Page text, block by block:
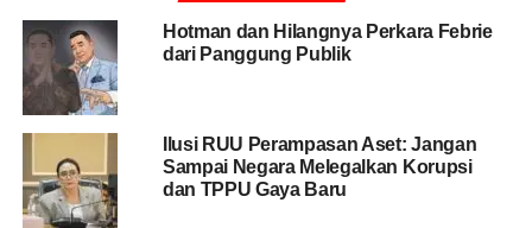
properti visual, asal diri sendiri tetap terlihat “peduli”.
Jean Baudrillard sudah lama mengingatkan ketika
representasi mengambil alih realitas, yang tersisa hanya
konten. Tangis korban cukup jadi latar, puing-puing jadi
dekor, sementara sorotan utama tetap wajah sendiri.
Tragedi direduksi jadi tontonan singkat, cukup untuk satu
Hotman dan Hilangnya Perkara Febrie
dari Panggung Publik
Ilusi RUU Perampasan Aset: Jangan
Sampai Negara Melegalkan Korupsi
dan TPPU Gaya Baru